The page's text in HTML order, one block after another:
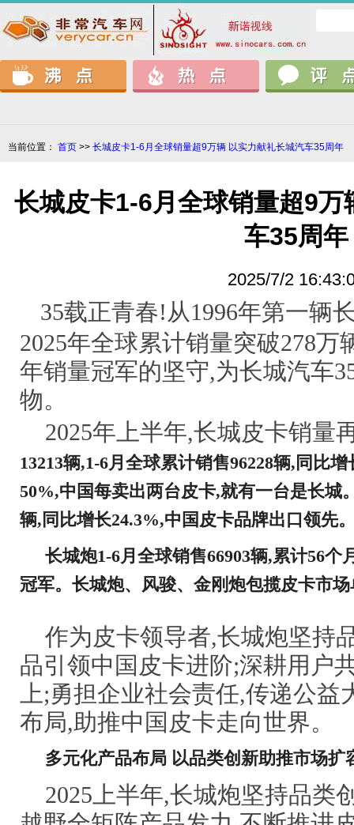
当前位置： 首页 >> 长城皮卡1-6月全球销量超9万辆 以实力献礼长城汽车35周年
长城皮卡1-6月全球销量超9
车35周年
2025/7/2
35载正青春!从1996年第一辆
2025年全球累计销量突破278万
年销量冠军的坚守,为长城汽车
物。
2025年上半年,长城皮卡销量
13213辆,1-6月全球累计销售96228辆,同比增
50%,中国每卖出两台皮卡,就有一台是长城
辆,同比增长24.3%,中国皮卡品牌出口领先
长城炮1-6月全球销售66903辆,累计56个
冠军。长城炮、风骏、金刚炮包揽皮卡市
作为皮卡领导者,长城炮坚持
品引领中国皮卡进阶;深耕用户
上;勇担企业社会责任,传递公
布局,助推中国皮卡走向世界。
多元化产品布局 以品类创新助推市场扩
2025上半年,长城炮坚持品类